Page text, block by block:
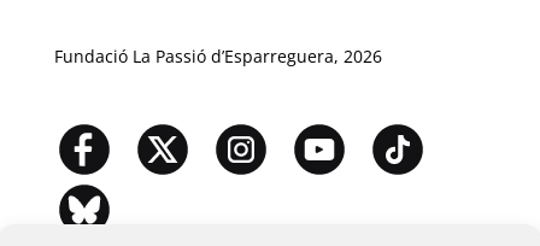
Fundació La Passió d’Esparreguera, 2026